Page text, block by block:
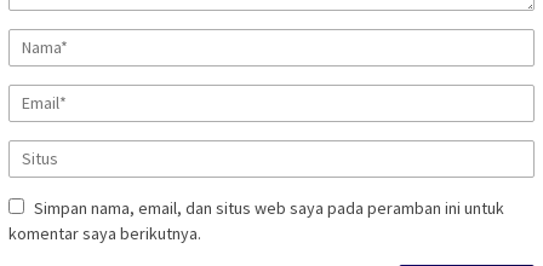
Simpan nama, email, dan situs web saya pada peramban ini untuk
komentar saya berikutnya.